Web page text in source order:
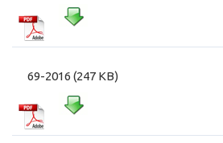
69-2016 (247 KB)